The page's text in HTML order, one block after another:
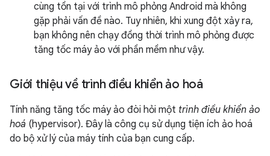
cùng tồn tại với trình mô phỏng Android mà không
gặp phải vấn đề nào. Tuy nhiên, khi xung đột xảy ra,
bạn không nên chạy đồng thời trình mô phỏng được
tăng tốc máy ảo với phần mềm như vậy.
Giới thiệu về trình điều khiển ảo hoá
Tính năng tăng tốc máy ảo đòi hỏi một trình điều khiển ảo
hoá (hypervisor). Đây là công cụ sử dụng tiện ích ảo hoá
do bộ xử lý của máy tính của bạn cung cấp.